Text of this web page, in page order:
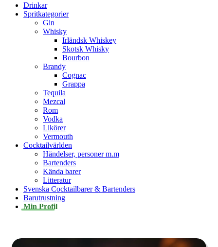
Drinkar
Spritkategorier
Gin
Whisky
Irländsk Whiskey
Skotsk Whisky
Bourbon
Brandy
Cognac
Grappa
Tequila
Mezcal
Rom
Vodka
Likörer
Vermouth
Cocktailvärlden
Händelser, personer m.m
Bartenders
Kända barer
Litteratur
Svenska Cocktailbarer & Bartenders
Barutrustning
Min Profil